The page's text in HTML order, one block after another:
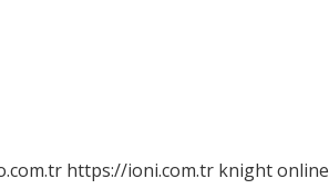
https://ioni.com.tr knight online